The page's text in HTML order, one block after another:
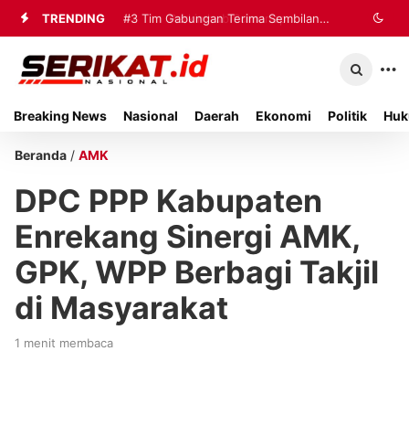
TRENDING #2 Perkimhub Sumenep
Matangkan Pelaksanaan RTLH 2026,
#3 Tim Gabungan Terima Sembilan
Korban Evakuasi KM Mutiara Sentosa
Breaking News Nasional Daerah Ekonomi Politik
Beranda / AMK
DPC PPP Kabupaten
Enrekang Sinergi AMK,
GPK, WPP Berbagi Takjil
di Masyarakat
1 menit membaca